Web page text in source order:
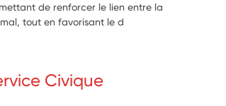
de renforcer le lien entre la
tout en favorisant le d
Civique